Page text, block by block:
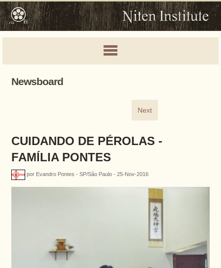
Newsboard
Next
CUIDANDO DE PÉROLAS -
FAMÍLIA PONTES
por Evandro Pontes - SP/São Paulo - 25-Nov-2016